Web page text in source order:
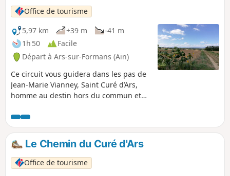
Office de tourisme
5,97 km
+39 m
-41 m
1h 50
Facile
Départ à Ars-sur-Formans (Ain)
Ce circuit vous guidera dans les pas de
Jean-Marie Vianney, Saint Curé d’Ars,
homme au destin hors du commun et
propice au ressourcement.
Le Chemin du Curé d'Ars
Office de tourisme